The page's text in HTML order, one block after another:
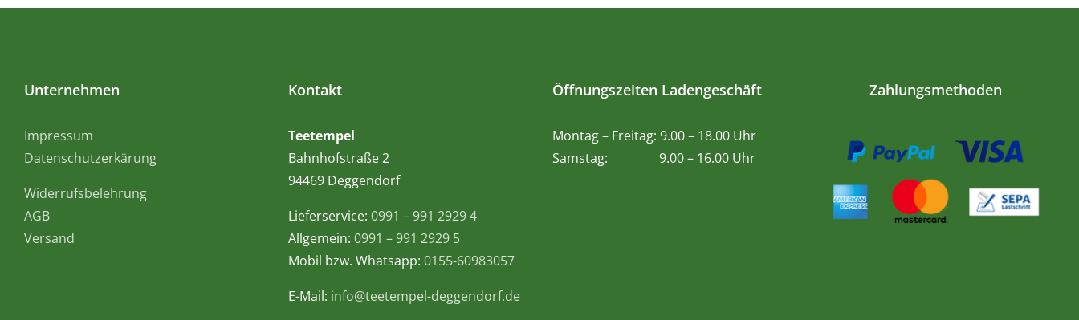
Unternehmen
Impressum
Datenschutzerkärung
Widerrufsbelehrung
AGB
Versand
Kontakt
Teetempel
Bahnhofstraße 2
94469 Deggendorf
Lieferservice: 0991 – 991 2929 4
Allgemein: 0991 – 991 2929 5
Mobil bzw. Whatsapp: 0155-60983057
E-Mail: info@teetempel-deggendorf.de
Öffnungszeiten Ladengeschäft
Montag – Freitag: 9.00 – 18.00 Uhr
Samstag: 9.00 – 16.00 Uhr
Zahlungsmethoden